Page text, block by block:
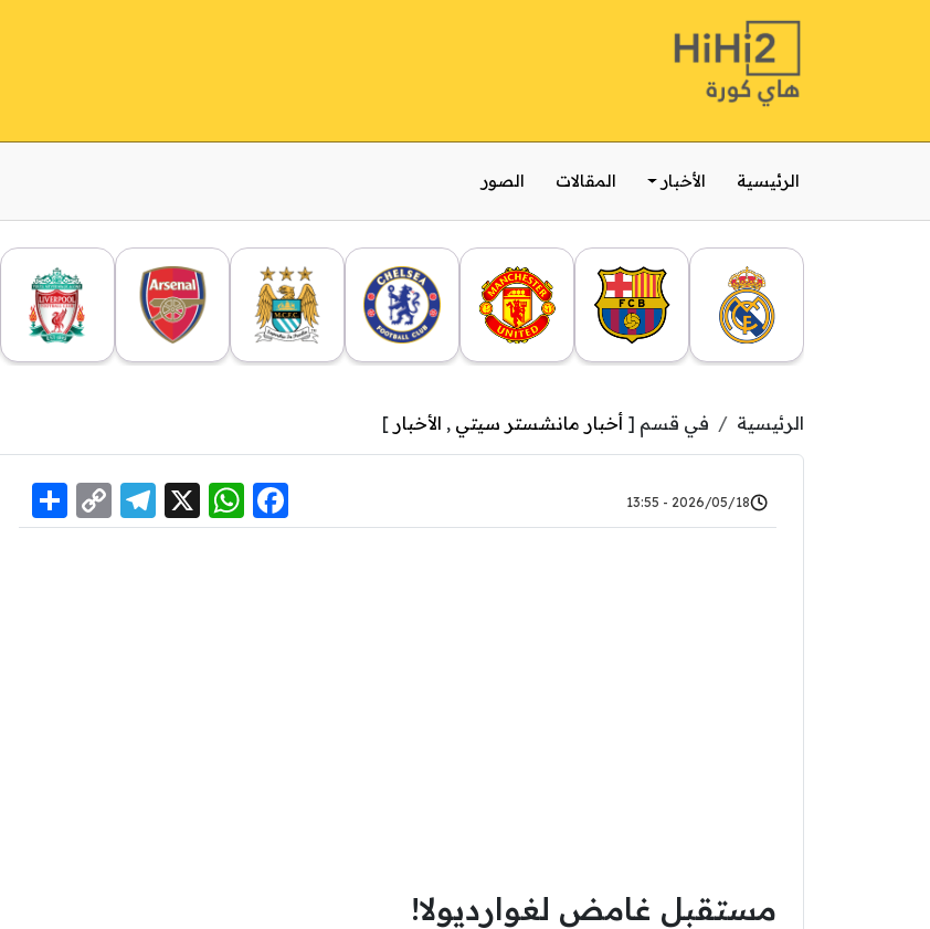
الرئيسية الأخبار المقالات الصور
الرئيسية في قسم [ أخبار مانشستر سيتي , الأخبار ]
2026/05/18 - 13:55
Facebook
WhatsApp
X
Copy
Link
مستقبل غامض لغوارديولا!